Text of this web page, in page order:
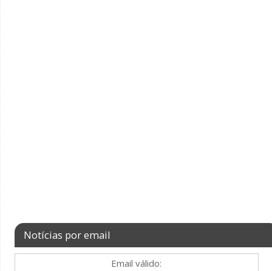
Notícias por email
Email válido: